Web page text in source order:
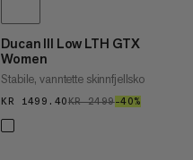
Ducan III Low LTH GTX
Women
Stabile, vanntette skinnfjellsko
KR 1499.40KR 1499.40
KR 2499KR 2499
–40%